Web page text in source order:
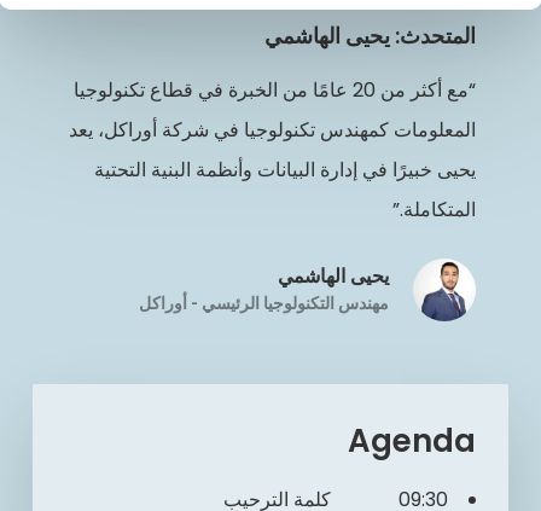
المتحدث: يحيى الهاشمي
“مع أكثر من 20 عامًا من الخبرة في قطاع تكنولوجيا
المعلومات كمهندس تكنولوجيا في شركة أوراكل، يعد
يحيى خبيرًا في إدارة البيانات وأنظمة البنية التحتية
المتكاملة.”
يحيى الهاشمي
مهندس التكنولوجيا الرئيسي - أوراكل
Agenda
09:30 كلمة الترحيب